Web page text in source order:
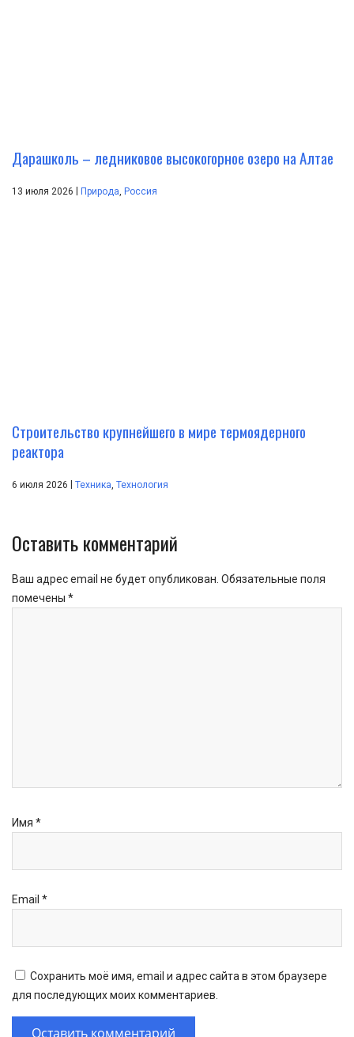
Дарашколь – ледниковое высокогорное озеро на Алтае
13 июля 2026 Природа, Россия
Строительство крупнейшего в мире термоядерного
реактора
6 июля 2026 Техника, Технология
Оставить комментарий
Ваш адрес email не будет опубликован. Обязательные поля
помечены *
Имя *
Email *
Сохранить моё имя, email и адрес сайта в этом браузере
для последующих моих комментариев.